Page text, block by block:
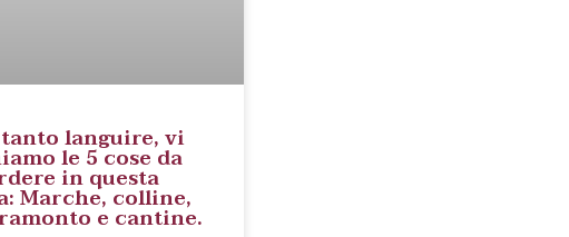
languire, vi
le 5 cose da
in questa
Marche, colline,
e cantine.